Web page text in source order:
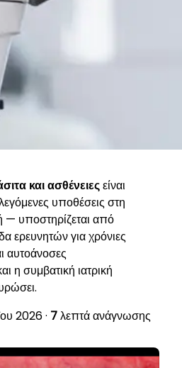
και ασθένειεςείναι
υποθέσεις στη
— υποστηρίζεται από
ερευνητών για χρόνιες
αυτοάνοσες
η συμβατική ιατρική
2026 · 7λεπτά ανάγνωσης